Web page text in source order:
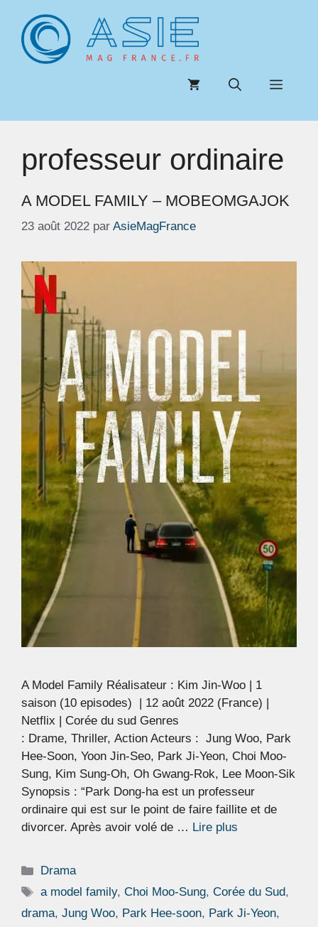
contenu
Menu
professeur ordinaire
A MODEL FAMILY – MOBEOMGAJOK
23 août 2022 par AsieMagFrance
A Model Family Réalisateur : Kim Jin-Woo | 1
saison (10 episodes) | 12 août 2022 (France) |
Netflix | Corée du sud Genres
: Drame, Thriller, Action Acteurs : Jung Woo, Park
Hee-Soon, Yoon Jin-Seo, Park Ji-Yeon, Choi Moo-
Sung, Kim Sung-Oh, Oh Gwang-Rok, Lee Moon-Sik
Synopsis : “Park Dong-ha est un professeur
ordinaire qui est sur le point de faire faillite et de
divorcer. Après avoir volé de … Lire plus
Catégories
Drama
Étiquettes
a model family,Choi Moo-Sung,Corée du Sud,
drama, Jung Woo, Park Hee-soon, Park Ji-Yeon,